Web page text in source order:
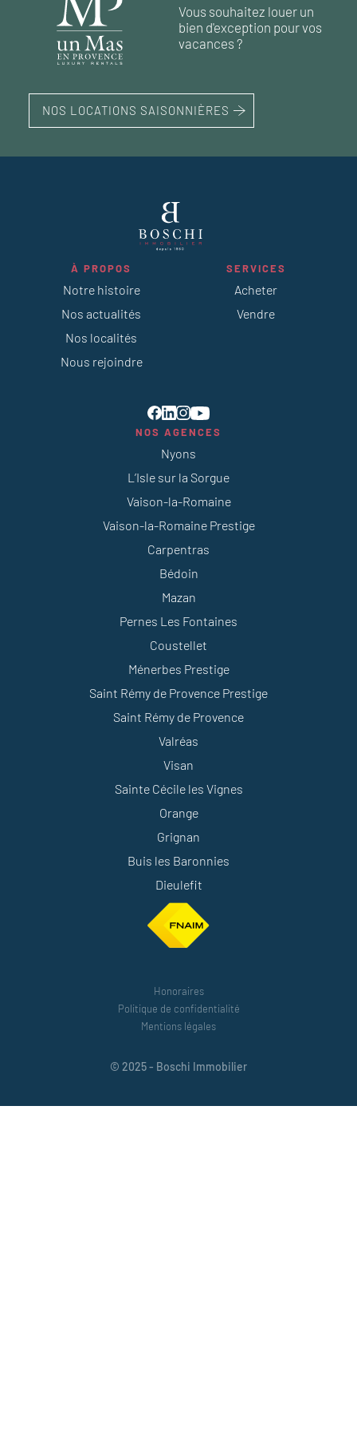
150 m² chambresterrain 2 706 m²
1piscine
Vous souhaitez louer un
bien d'exception pour vos
vacances ?
NOS LOCATIONS SAISONNIÈRES
À PROPOS
Notre histoire
Nos actualités
Nos localités
Nous rejoindre
SERVICES
Acheter
Vendre
NOS AGENCES
Nyons
L’Isle sur la Sorgue
Vaison-la-Romaine
Vaison-la-Romaine Prestige
Carpentras
Bédoin
Mazan
Pernes Les Fontaines
Coustellet
Ménerbes Prestige
Saint Rémy de Provence Prestige
Saint Rémy de Provence
Valréas
Visan
Sainte Cécile les Vignes
Orange
Grignan
Buis les Baronnies
Dieulefit
Honoraires
Politique de confidentialité
Mentions légales
© 2025 - Boschi Immobilier